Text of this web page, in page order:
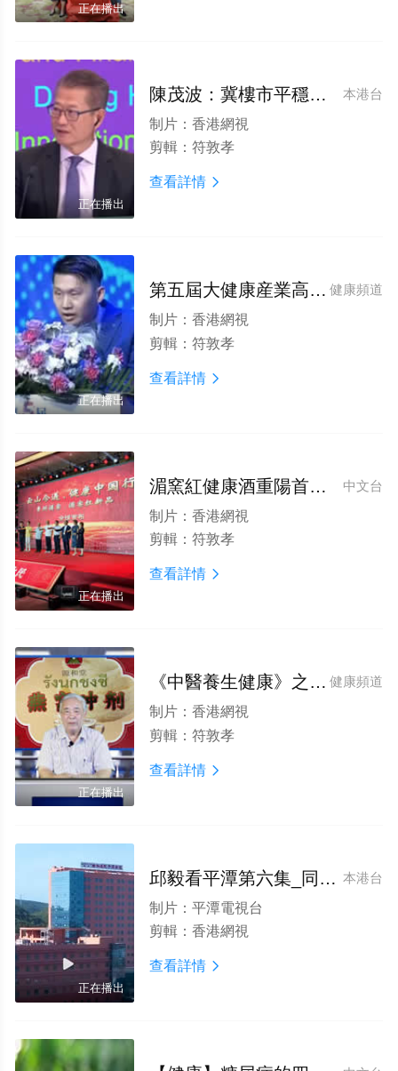
正在播出
正在播出
本港台
陳茂波：冀樓市平穩健康發展
制片： 香港網視
剪輯： 符敦孝
查看詳情 
正在播出
健康頻道
第五屆大健康産業高質量發展大會_楊森_解鎖肌肉系統的健康密碼
制片： 香港網視
剪輯： 符敦孝
查看詳情 
正在播出
中文台
湄窯紅健康酒重陽首發 70噸新品售罄引爆文旅新動能
制片： 香港網視
剪輯： 符敦孝
查看詳情 
正在播出
健康頻道
《中醫養生健康》之梁定光談燕窩養生
制片： 香港網視
剪輯： 符敦孝
查看詳情 
正在播出
本港台
邱毅看平潭第六集_同心共醫打造岚島健康産業示範區
制片： 平潭電視台
剪輯： 香港網視
查看詳情 